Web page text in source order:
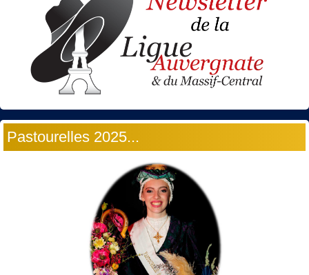
Pastourelles 2025...